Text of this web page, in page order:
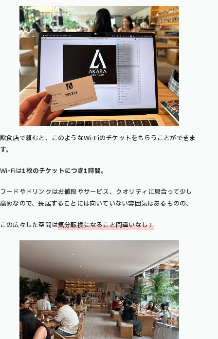
飲食店で頼むと、このようなWi-Fiのチケットをもらうことができま
す。
Wi-Fiは1枚のチケットにつき1時間。
フードやドリンクはお値段やサービス、クオリティに見合って少し
高めなので、長居することには向いていない雰囲気はあるものの、
この広々した空間は気分転換になること間違いなし！